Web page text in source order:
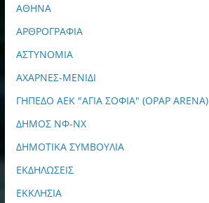
ΑΘΗΝΑ
ΑΡΘΡΟΓΡΑΦΙΑ
ΑΣΤΥΝΟΜΙΑ
ΑΧΑΡΝΕΣ-ΜΕΝΙΔΙ
ΓΗΠΕΔΟ ΑΕΚ "ΑΓΙΑ ΣΟΦΙΑ" (OPAP ARENA)
ΔΗΜΟΣ ΝΦ-ΝΧ
ΔΗΜΟΤΙΚΑ ΣΥΜΒΟΥΛΙΑ
ΕΚΔΗΛΩΣΕΙΣ
ΕΚΚΛΗΣΙΑ